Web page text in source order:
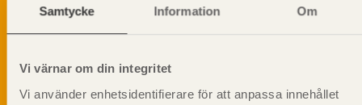
Samtycke Information Om
Vi värnar om din integritet
Vi använder enhetsidentifierare för att anpassa innehållet
informationsutskick!